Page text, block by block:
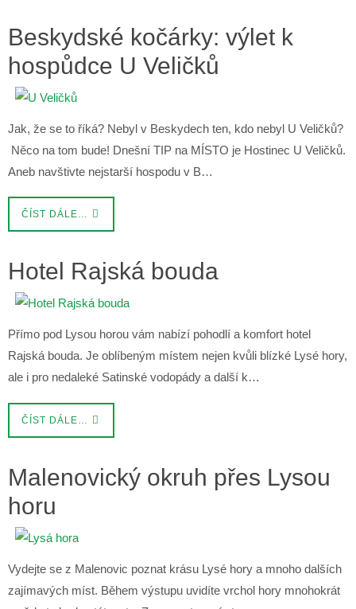
Beskydské kočárky: výlet k
hospůdce U Veličků
Jak, že se to říká? Nebyl v Beskydech ten, kdo nebyl U Veličků?
Něco na tom bude! Dnešní TIP na MÍSTO je Hostinec U Veličků.
Aneb navštivte nejstarší hospodu v B…
ČÍST DÁLE…
Hotel Rajská bouda
Přímo pod Lysou horou vám nabízí pohodlí a komfort hotel
Rajská bouda. Je oblíbeným místem nejen kvůli blízké Lysé hory,
ale i pro nedaleké Satinské vodopády a další k…
ČÍST DÁLE…
Malenovický okruh přes Lysou
horu
Vydejte se z Malenovic poznat krásu Lysé hory a mnoho dalších
zajímavých míst. Během výstupu uvidíte vrchol hory mnohokrát